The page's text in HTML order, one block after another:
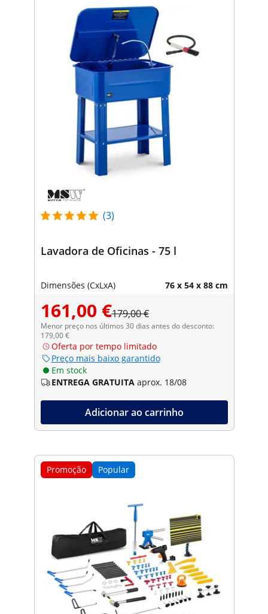
(3)
Lavadora de Oficinas - 75 l
Dimensões (CxLxA) 76 x 54 x 88 cm
161,00 €179,00 €
Menor preço nos últimos 30 dias antes do desconto:
179,00 €
Oferta por tempo limitado
Preço mais baixo garantido
Em stock
ENTREGA GRATUITA aprox. 18/08
Adicionar ao carrinho
Promoção Popular